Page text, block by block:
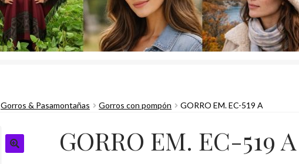
Gorros & Pasamontañas Gorros con pompón GORRO EM. EC-519 A
GORRO EM. EC-519 A